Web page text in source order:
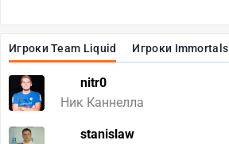
Игроки Team Liquid Игроки Immortals
nitr0
Ник Каннелла
stanislaw